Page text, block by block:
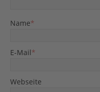
Name*
E-Mail*
Webseite